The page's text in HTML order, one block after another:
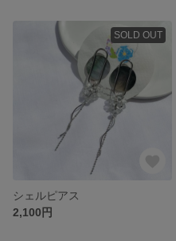
SOLD OUT
シェルピアス
2,100円